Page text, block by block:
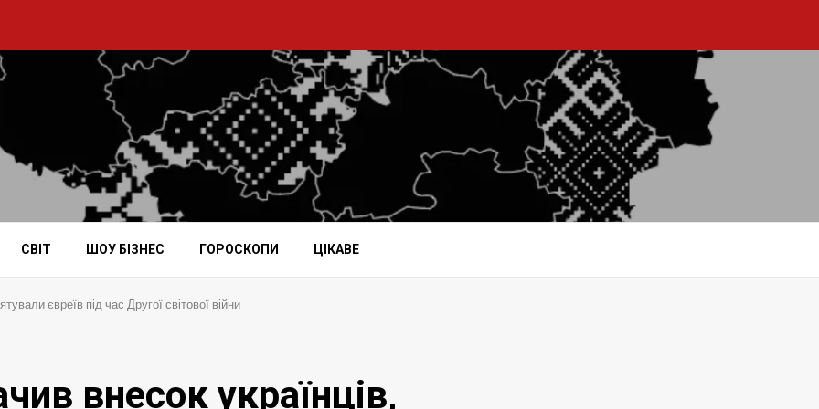
СВІТ ШОУ БІЗНЕС ГОРОСКОПИ ЦІКАВЕ
євреїв під час Другої світової війни
внесок українців,